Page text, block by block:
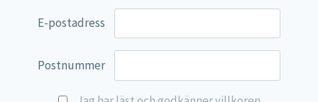
EVP Nutrition
Multi Nutrient
Reviva Nutrition
E-postadress
Postnummer